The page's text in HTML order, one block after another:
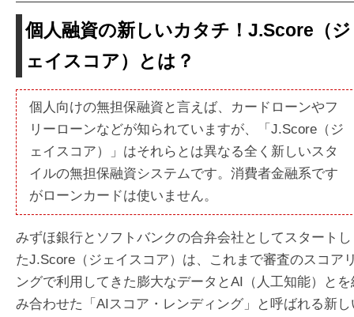
個人融資の新しいカタチ！J.Score（ジ
ェイスコア）とは？
個人向けの無担保融資と言えば、カードローンやフ
リーローンなどが知られていますが、「J.Score（ジ
ェイスコア）」はそれらとは異なる全く新しいスタ
イルの無担保融資システムです。消費者金融系です
がローンカードは使いません。
みずほ銀行とソフトバンクの合弁会社としてスタートし
たJ.Score（ジェイスコア）は、これまで審査のスコア
ングで利用してきた膨大なデータとAI（人工知能）とを
み合わせた「AIスコア・レンディング」と呼ばれる新し